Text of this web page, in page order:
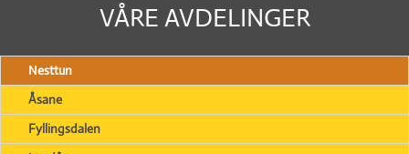
VÅRE AVDELINGER
Nesttun
Åsane
Fyllingsdalen